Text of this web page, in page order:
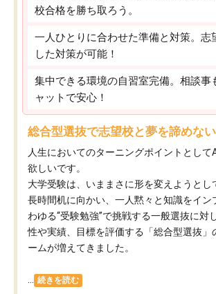
校合格を勝ち取ろう。
一人ひとりに合わせた準備と対策。志
した対策が可能！
集中できる環境の自習室完備。相談事
ャットで安心！
総合型選抜で志望校と夢を諦めない
人生においてのターニングポイントとして
欲しいです。
大学受験は、いままさに形を変えようとし
長時間机に向かい、一人黙々と知識をイン
わゆる“受験勉強”で挑戦する一般選抜に対
性や実績、目標を評価する「総合型選抜」
ームが増えてきました。
続きを読む